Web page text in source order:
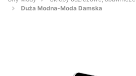
Duża Modna-Moda Damska